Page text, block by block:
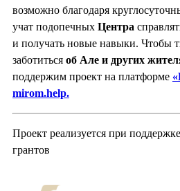
возможно благодаря
учат подопечных Центра
и получать новые навыки. Чтобы
заботиться об Але и других
поддержим проект на платформе
mirom.help.
Проект реализуется при
грантов